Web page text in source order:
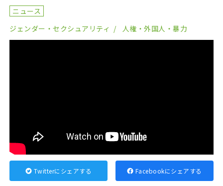
ニュース
ジェンダー・セクシュアリティ
人権・外国人・暴力
Twitterにシェアする Facebookにシェアする